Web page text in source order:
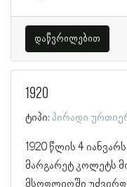
დაწვრილებით
1920
ტიპი: პირადი
1920 წლის 4
მარგარეტ კოლეტს
მსოფლიოში